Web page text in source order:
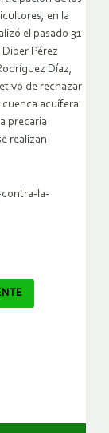
en la
el pasado 31
Pérez
Díaz,
de rechazar
acuífera
precaria
realizan
la-